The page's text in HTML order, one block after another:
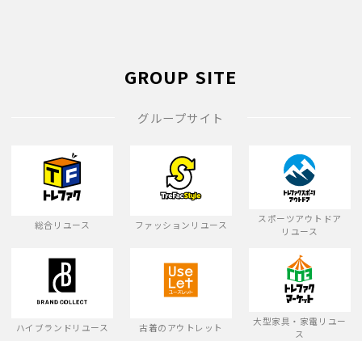
GROUP SITE
グループサイト
総合リユース ファッションリユース
スポーツアウトドア
リユース
ハイブランドリユース 古着のアウトレット
大型家具・家電リユー
ス